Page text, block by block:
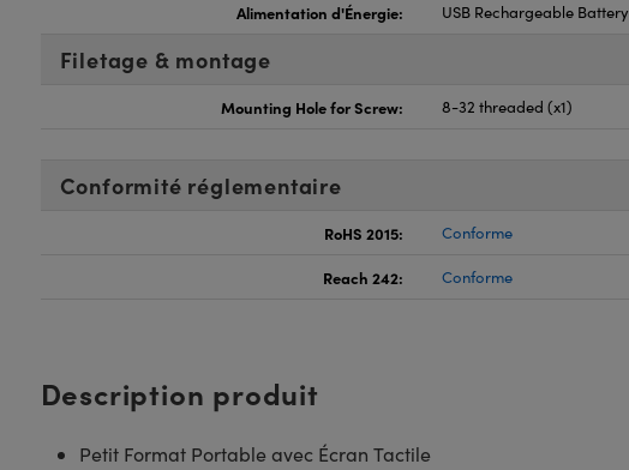
Alimentation d'Énergie: USB Rechargeable Battery
Filetage & montage
Mounting Hole for Screw: 8-32 threaded (x1)
Conformité réglementaire
RoHS 2015: Conforme
Reach 242: Conforme
Description produit
Petit Format Portable avec Écran Tactile